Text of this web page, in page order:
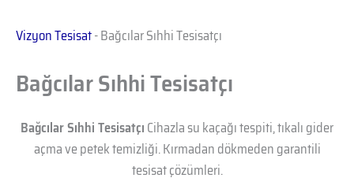
Vizyon Tesisat-Bağcılar Sıhhi Tesisatçı
Bağcılar Sıhhi Tesisatçı
Bağcılar Sıhhi TesisatçıCihazla su kaçağı tespiti, tıkalı gider
açma ve petek temizliği. Kırmadan dökmeden garantili
tesisat çözümleri.